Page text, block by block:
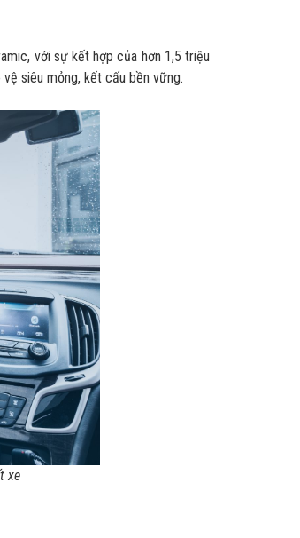
với sự kết hợp của hơn 1,5 triệu
siêu mỏng, kết cấu bền vững.
xe